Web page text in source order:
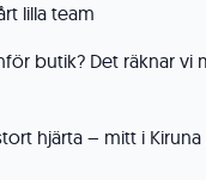
lilla team
butik? Det räknar vi
hjärta – mitt i Kiruna